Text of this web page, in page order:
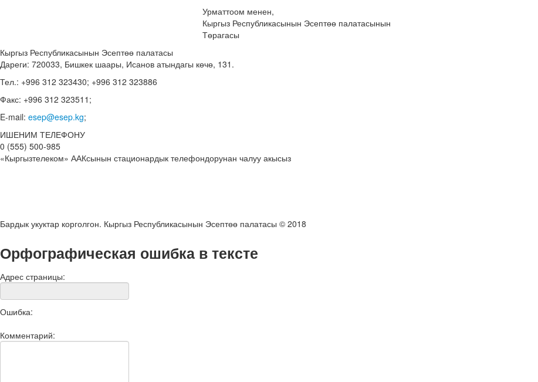
Урматтоом менен,
Кыргыз Республикасынын Эсептөө палатасынын
Төрагасы
Кыргыз Республикасынын Эсептөө палатасы
Дареги: 720033, Бишкек шаары, Исанов атындагы көчө, 131.
Тел.: +996 312 323430; +996 312 323886
Факс: +996 312 323511;
E-mail: esep@esep.kg;
ИШЕНИМ ТЕЛЕФОНУ
0 (555) 500-985
«Кыргызтелеком» ААКсынын стационардык телефондорунан чалуу акысыз
Бардык укуктар корголгон. Кыргыз Республикасынын Эсептөө палатасы © 2018
Орфографическая ошибка в тексте
Адрес страницы:
Ошибка:
Комментарий: